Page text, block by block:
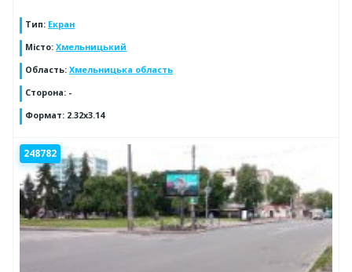
Тип: Екран
Місто: Хмельницький
Область: Хмельницька область
Сторона: -
Формат: 2.32x3.14
248782